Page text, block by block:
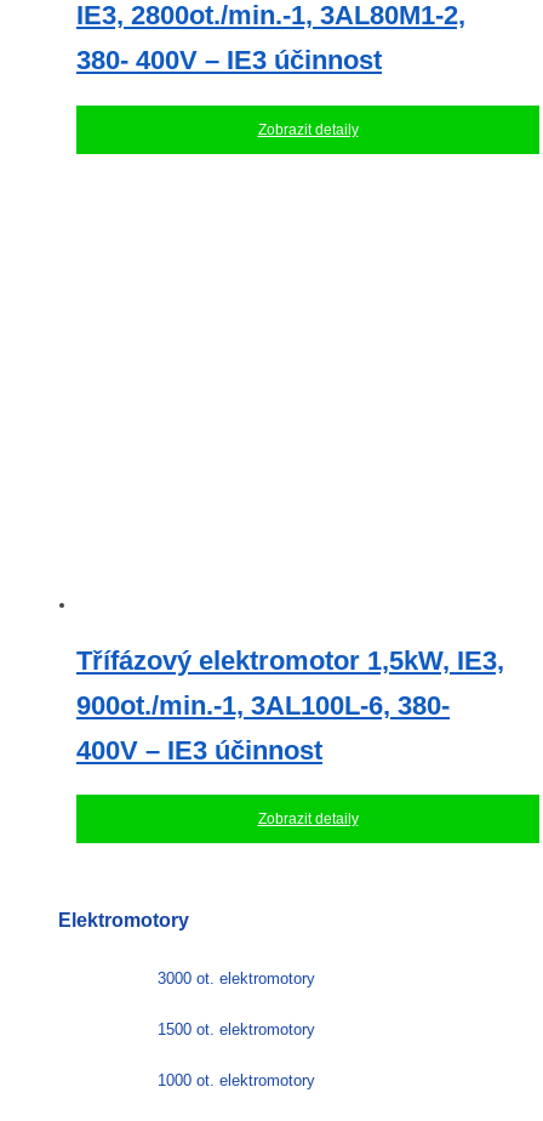
IE3, 2800ot./min.-1, 3AL80M1-2,
380- 400V – IE3 účinnost
Zobrazit detaily
Třífázový elektromotor 1,5kW, IE3,
900ot./min.-1, 3AL100L-6, 380-
400V – IE3 účinnost
Zobrazit detaily
Elektromotory
3000 ot. elektromotory
1500 ot. elektromotory
1000 ot. elektromotory